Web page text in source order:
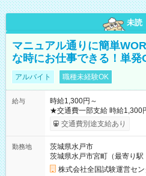
未読
マニュアル通りに簡単
な時にお仕事できる！単
アルバイト 職種未経験OK
給与
時給1,300円～
★交通費一部支給 時給1,300円～ ※試験・役割により手当あり
※勤務回数により昇給あり
り！】 希望される場合、勤
例】 ・河合塾模擬試験 8:30
×8時間＝日収10,400円＋交
円の場合あり ・国家試験
交通費別途支給あり
勤務地
茨城県水戸市
茨城県水戸市宮町（最寄り駅
株式会社全国試験運営セン